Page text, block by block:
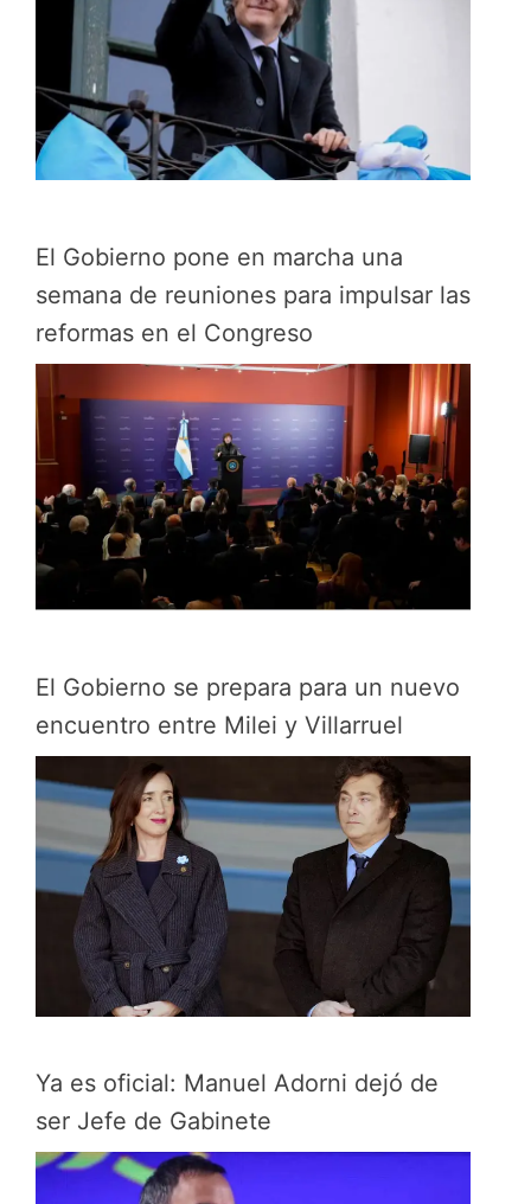
El Gobierno pone en marcha una
semana de reuniones para impulsar las
reformas en el Congreso
El Gobierno se prepara para un nuevo
encuentro entre Milei y Villarruel
Ya es oficial: Manuel Adorni dejó de
ser Jefe de Gabinete